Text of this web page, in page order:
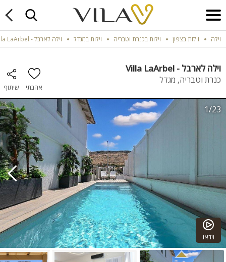
וילה וילות בצפון וילות בכנרת וטבריה וילות במגדל וילה לארבל - Villa LaArbel
וילה לארבל - Villa LaArbel
כנרת וטבריה, מגדל
אהבתי שיתוף
וידאו
1/23